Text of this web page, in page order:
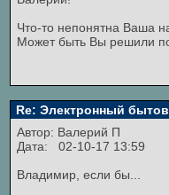
Что-то непонятна Ваша
Может быть Вы решили
Re: Электронный
Автор: Валерий П
Дата: 02-10-17 13:59
Владимир, если бы...